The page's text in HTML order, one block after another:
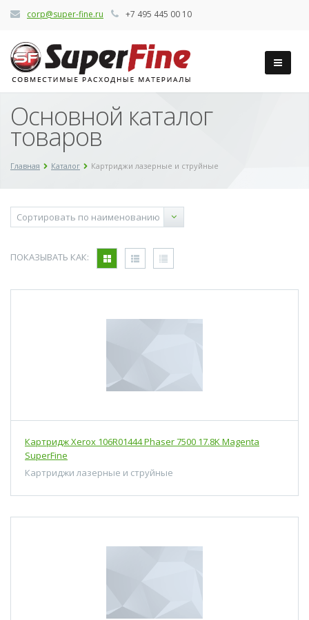
corp@super-fine.ru +7 495 445 00 10
Основной каталог
товаров
Главная Каталог Картриджи лазерные и струйные
ПОКАЗЫВАТЬ КАК:
Картридж Xerox 106R01444 Phaser 7500 17.8K Magenta
SuperFine
Картриджи лазерные и струйные